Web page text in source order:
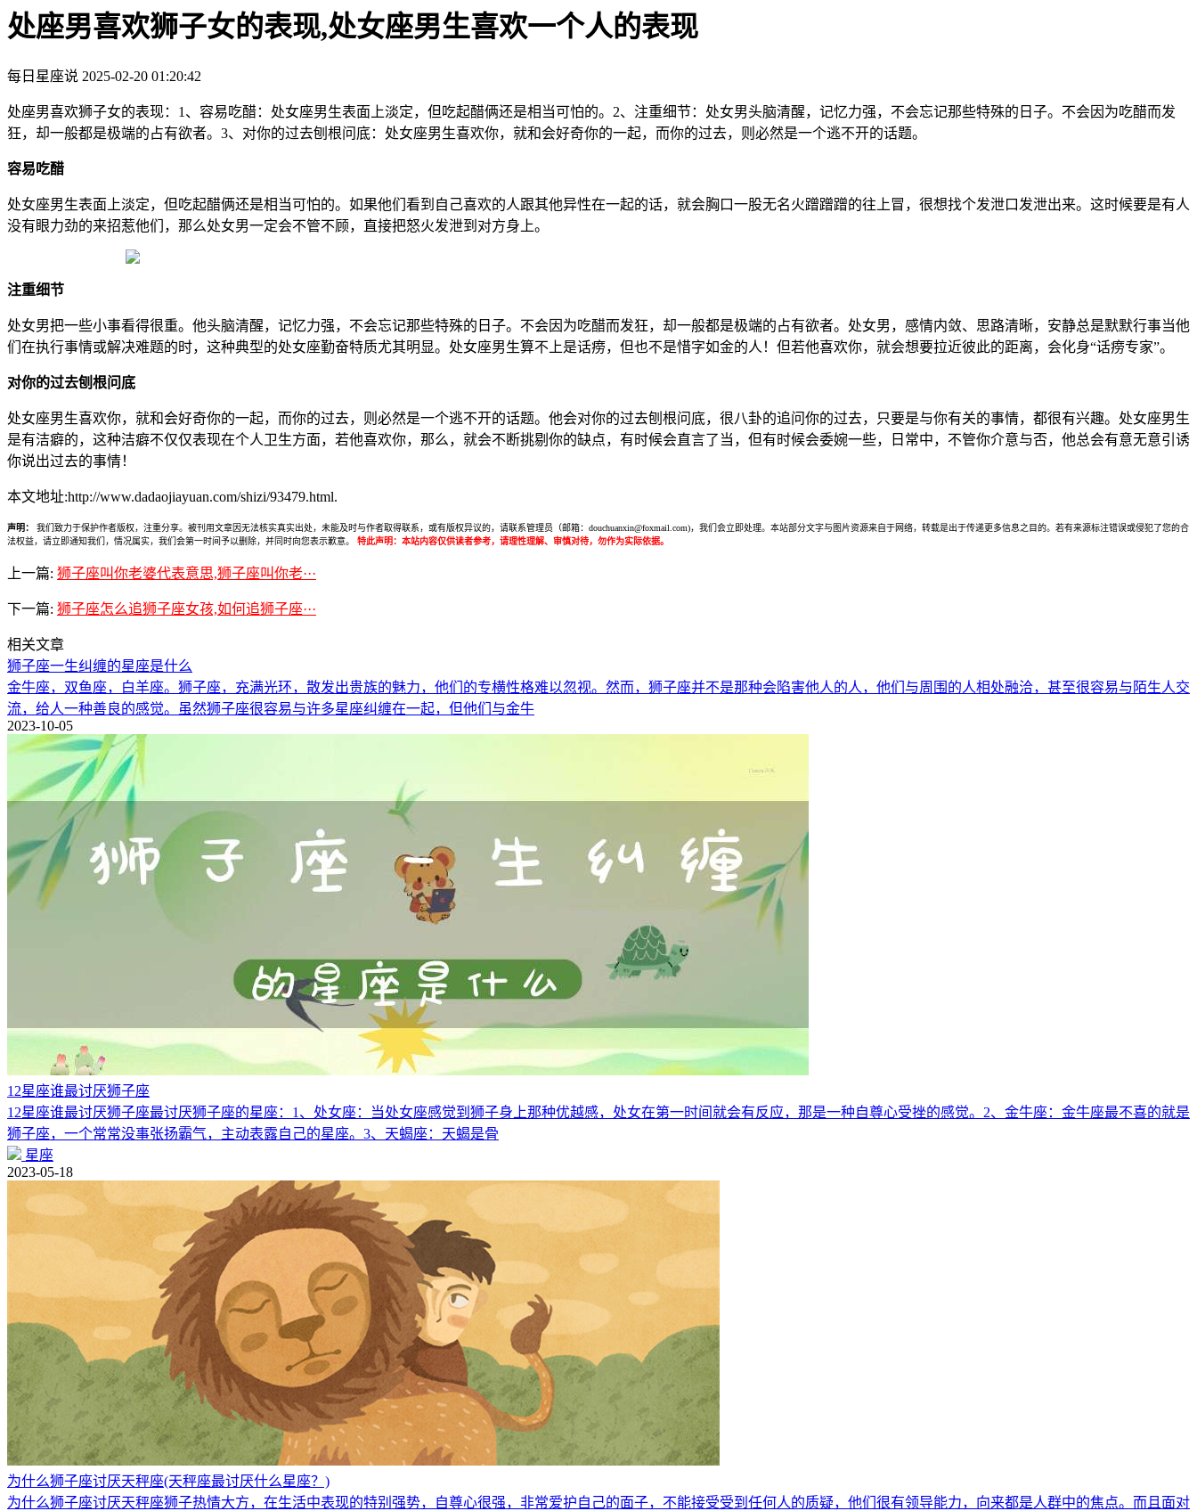
处座男喜欢狮子女的表现,处女座男生喜欢一个人的表现
每日星座说 2025-02-20 01:20:42
处座男喜欢狮子女的表现：1、容易吃醋：处女座男生表面上淡定，但吃起醋俩还是相当可怕的。2、注重细节：处女男头脑清醒，记忆力强，不会忘记那些特殊的日子。不会因为吃醋而发
狂，却一般都是极端的占有欲者。3、对你的过去刨根问底：处女座男生喜欢你，就和会好奇你的一起，而你的过去，则必然是一个逃不开的话题。
容易吃醋
处女座男生表面上淡定，但吃起醋俩还是相当可怕的。如果他们看到自己喜欢的人跟其他异性在一起的话，就会胸口一股无名火蹭蹭蹭的往上冒，很想找个发泄口发泄出来。这时候要是有人
没有眼力劲的来招惹他们，那么处女男一定会不管不顾，直接把怒火发泄到对方身上。
注重细节
处女男把一些小事看得很重。他头脑清醒，记忆力强，不会忘记那些特殊的日子。不会因为吃醋而发狂，却一般都是极端的占有欲者。处女男，感情内敛、思路清晰，安静总是默默行事当他
们在执行事情或解决难题的时，这种典型的处女座勤奋特质尤其明显。处女座男生算不上是话痨，但也不是惜字如金的人！但若他喜欢你，就会想要拉近彼此的距离，会化身“话痨专家”。
对你的过去刨根问底
处女座男生喜欢你，就和会好奇你的一起，而你的过去，则必然是一个逃不开的话题。他会对你的过去刨根问底，很八卦的追问你的过去，只要是与你有关的事情，都很有兴趣。处女座男生
是有洁癖的，这种洁癖不仅仅表现在个人卫生方面，若他喜欢你，那么，就会不断挑剔你的缺点，有时候会直言了当，但有时候会委婉一些，日常中，不管你介意与否，他总会有意无意引诱
你说出过去的事情！
本文地址:http://www.dadaojiayuan.com/shizi/93479.html.
声明：
我们致力于保护作者版权，注重分享。被刊用文章因无法核实真实出处，未能及时与作者取得联系，或有版权异议的，请联系管理员（邮箱：douchuanxin@foxmail.com)，我们会立即处理。本站部分文字与图片资源来自于网络，转载是出于传递更多信息之目的。若有来源标注错误或侵犯了您的合
法权益，请立即通知我们，情况属实，我们会第一时间予以删除，并同时向您表示歉意。
特此声明：本站内容仅供读者参考，请理性理解、审慎对待，勿作为实际依据。
上一篇: 狮子座叫你老婆代表意思,狮子座叫你老···
下一篇: 狮子座怎么追狮子座女孩,如何追狮子座···
相关文章
狮子座一生纠缠的星座是什么
金牛座，双鱼座，白羊座。狮子座，充满光环，散发出贵族的魅力，他们的专横性格难以忽视。然而，狮子座并不是那种会陷害他人的人，他们与周围的人相处融洽，甚至很容易与陌生人交
流，给人一种善良的感觉。虽然狮子座很容易与许多星座纠缠在一起，但他们与金牛
2023-10-05
12星座谁最讨厌狮子座
12星座谁最讨厌狮子座最讨厌狮子座的星座：1、处女座：当处女座感觉到狮子身上那种优越感，处女在第一时间就会有反应，那是一种自尊心受挫的感觉。2、金牛座：金牛座最不喜的就是
狮子座，一个常常没事张扬霸气，主动表露自己的星座。3、天蝎座：天蝎是骨
星座
2023-05-18
为什么狮子座讨厌天秤座(天秤座最讨厌什么星座？)
为什么狮子座讨厌天秤座狮子热情大方，在生活中表现的特别强势，自尊心很强，非常爱护自己的面子，不能接受受到任何人的质疑，他们很有领导能力，向来都是人群中的焦点。而且面对